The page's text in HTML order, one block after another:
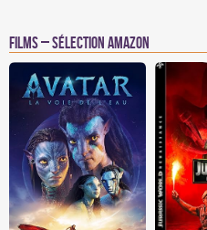
Films – Sélection Amazon